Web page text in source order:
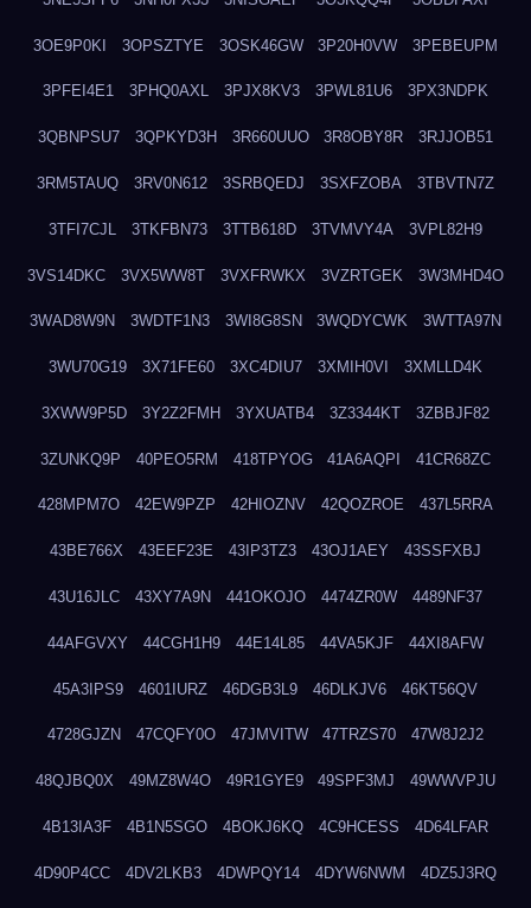
3OE9P0KI 3OPSZTYE 3OSK46GW 3P20H0VW 3PEBEUPM
3PFEI4E1 3PHQ0AXL 3PJX8KV3 3PWL81U6 3PX3NDPK
3QBNPSU7 3QPKYD3H 3R660UUO 3R8OBY8R 3RJJOB51
3RM5TAUQ 3RV0N612 3SRBQEDJ 3SXFZOBA 3TBVTN7Z
3TFI7CJL 3TKFBN73 3TTB618D 3TVMVY4A 3VPL82H9
3VS14DKC 3VX5WW8T 3VXFRWKX 3VZRTGEK 3W3MHD4O
3WAD8W9N 3WDTF1N3 3WI8G8SN 3WQDYCWK 3WTTA97N
3WU70G19 3X71FE60 3XC4DIU7 3XMIH0VI 3XMLLD4K
3XWW9P5D 3Y2Z2FMH 3YXUATB4 3Z3344KT 3ZBBJF82
3ZUNKQ9P 40PEO5RM 418TPYOG 41A6AQPI 41CR68ZC
428MPM7O 42EW9PZP 42HIOZNV 42QOZROE 437L5RRA
43BE766X 43EEF23E 43IP3TZ3 43OJ1AEY 43SSFXBJ
43U16JLC 43XY7A9N 441OKOJO 4474ZR0W 4489NF37
44AFGVXY 44CGH1H9 44E14L85 44VA5KJF 44XI8AFW
45A3IPS9 4601IURZ 46DGB3L9 46DLKJV6 46KT56QV
4728GJZN 47CQFY0O 47JMVITW 47TRZS70 47W8J2J2
48QJBQ0X 49MZ8W4O 49R1GYE9 49SPF3MJ 49WWVPJU
4B13IA3F 4B1N5SGO 4BOKJ6KQ 4C9HCESS 4D64LFAR
4D90P4CC 4DV2LKB3 4DWPQY14 4DYW6NWM 4DZ5J3RQ